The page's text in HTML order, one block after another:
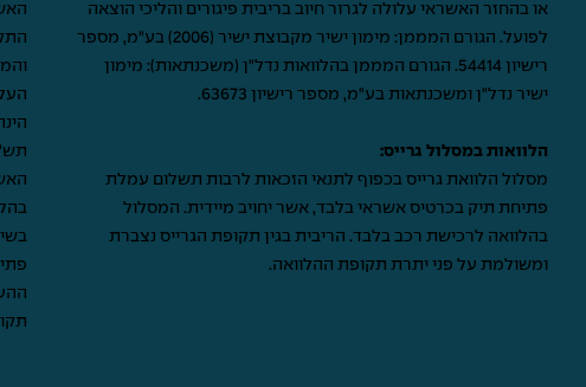
או בהחזר האשראי עלולה לגרור חיוב בריבית פיגורים והליכי הוצאה
לפועל. הגורם המממן: מימון ישיר מקבוצת ישיר (2006) בע"מ, מספר
רישיון 54414. הגורם המממן בהלוואות נדל"ן (משכנתאות): מימון
ישיר נדל"ן ומשכנתאות בע"מ, מספר רישיון 63673.
הלוואות במסלול גרייס:
מסלול הלוואת גרייס בכפוף לתנאי הזכאות לרבות תשלום עמלת
פתיחת תיק בכרטיס אשראי בלבד, אשר יחויב מיידית. המסלול
בהלוואה לרכישת רכב בלבד. הריבית בגין תקופת הגרייס נצברת
ומשולמת על פני יתרת תקופת ההלוואה.